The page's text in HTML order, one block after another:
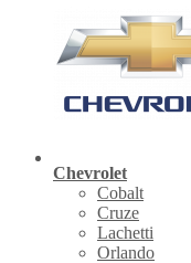
Chevrolet
Cobalt
Cruze
Lachetti
Orlando